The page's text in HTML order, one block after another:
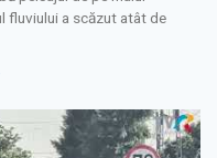
fluviului a scăzut atât de